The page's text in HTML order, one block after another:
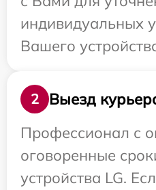
индивидуальных
Вашего
2
Выезд
Профессионал с
оговоренные
устройства LG.